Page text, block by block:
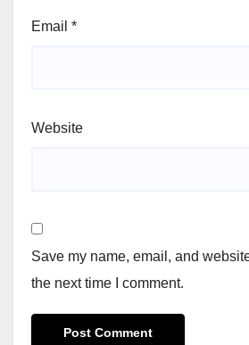
Email *
Website
Save my name, email, and
the next time I comment.